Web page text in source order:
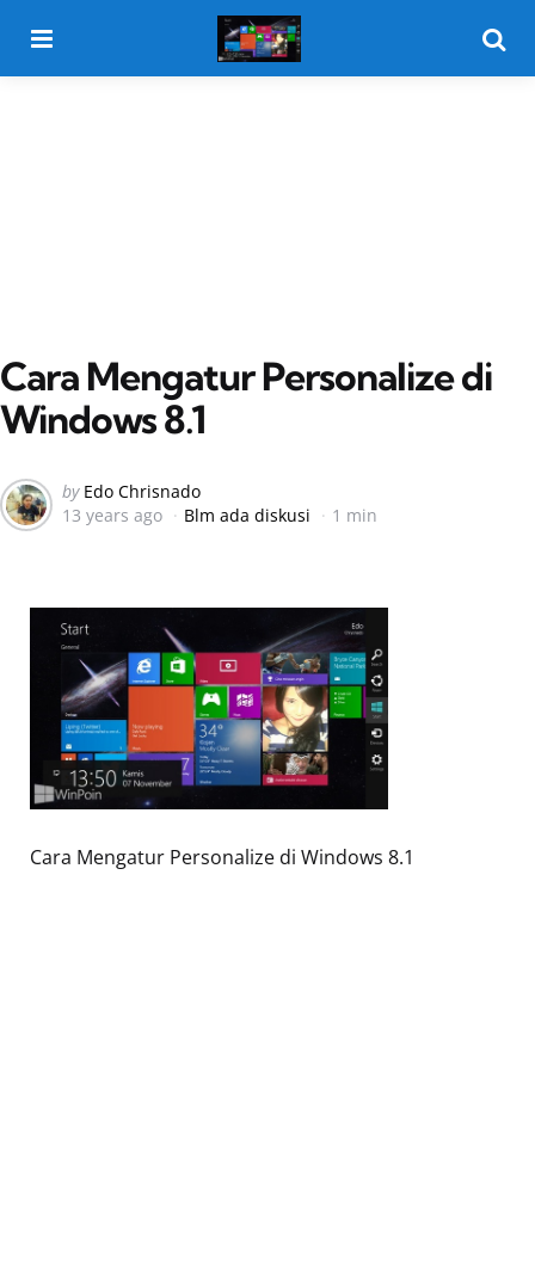
Cara Mengatur Personalize di
Windows 8.1
Posted
by
by Edo Chrisnado
13 years ago
Blm ada diskusi 1 min
Cara Mengatur Personalize di Windows 8.1